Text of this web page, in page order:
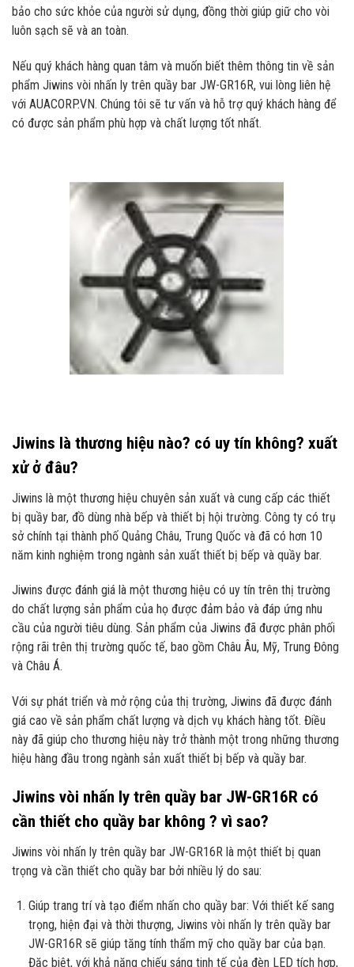
bảo cho sức khỏe của người sử dụng, đồng thời giúp giữ cho vòi
luôn sạch sẽ và an toàn.
Nếu quý khách hàng quan tâm và muốn biết thêm thông tin về sản
phẩm Jiwins vòi nhấn ly trên quầy bar JW-GR16R, vui lòng liên hệ
với AUACORP.VN. Chúng tôi sẽ tư vấn và hỗ trợ quý khách hàng để
có được sản phẩm phù hợp và chất lượng tốt nhất.
Jiwins là thương hiệu nào? có uy tín không? xuất
xử ở đâu?
Jiwins là một thương hiệu chuyên sản xuất và cung cấp các thiết
bị quầy bar, đồ dùng nhà bếp và thiết bị hội trường. Công ty có trụ
sở chính tại thành phố Quảng Châu, Trung Quốc và đã có hơn 10
năm kinh nghiệm trong ngành sản xuất thiết bị bếp và quầy bar.
Jiwins được đánh giá là một thương hiệu có uy tín trên thị trường
do chất lượng sản phẩm của họ được đảm bảo và đáp ứng nhu
cầu của người tiêu dùng. Sản phẩm của Jiwins đã được phân phối
rộng rãi trên thị trường quốc tế, bao gồm Châu Âu, Mỹ, Trung Đông
và Châu Á.
Với sự phát triển và mở rộng của thị trường, Jiwins đã được đánh
giá cao về sản phẩm chất lượng và dịch vụ khách hàng tốt. Điều
này đã giúp cho thương hiệu này trở thành một trong những thương
hiệu hàng đầu trong ngành sản xuất thiết bị bếp và quầy bar.
Jiwins vòi nhấn ly trên quầy bar JW-GR16R có
cần thiết cho quầy bar không ? vì sao?
Jiwins vòi nhấn ly trên quầy bar JW-GR16R là một thiết bị quan
trọng và cần thiết cho quầy bar bởi nhiều lý do sau:
Giúp trang trí và tạo điểm nhấn cho quầy bar: Với thiết kế sang
trọng, hiện đại và thời thượng, Jiwins vòi nhấn ly trên quầy bar
JW-GR16R sẽ giúp tăng tính thẩm mỹ cho quầy bar của bạn.
Đặc biệt, với khả năng chiếu sáng tinh tế của đèn LED tích hợp,